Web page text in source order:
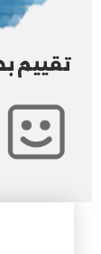
تقييم